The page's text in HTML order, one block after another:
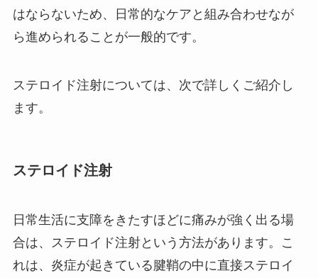
はならないため、日常的なケアと組み合わせなが
ら進められることが一般的です。
ステロイド注射については、次で詳しくご紹介し
ます。
ステロイド注射
日常生活に支障をきたすほどに痛みが強く出る場
合は、ステロイド注射という方法があります。こ
れは、炎症が起きている腱鞘の中に直接ステロイ